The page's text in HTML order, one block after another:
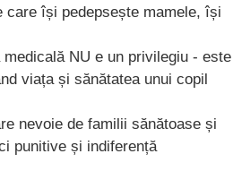
care își pedepsește mamele, își
medicală NU e un privilegiu - este
viața și sănătatea unui copil
nevoie de familii sănătoase și
punitive și indiferență